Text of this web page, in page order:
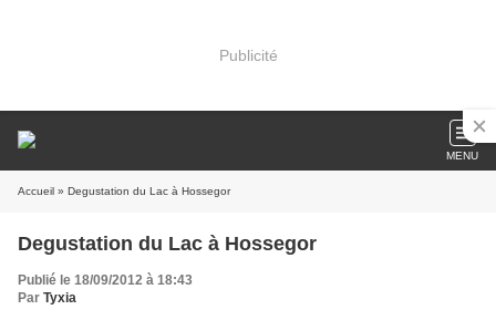
Publicité
MENU
Accueil » Degustation du Lac à Hossegor
Degustation du Lac à Hossegor
Publié le 18/09/2012 à 18:43
Par Tyxia